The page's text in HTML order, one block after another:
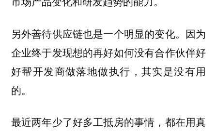
另外善待供应链也是一个明显的变化。因为
企业终于发现想的再好如何没有合作伙伴好
好帮开发商做落地做执行，其实是没有用
的。
最近两年少了好多工抵房的事情， 都在用真